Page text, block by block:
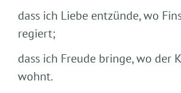
dass ich Liebe entzünde, wo
regiert;
dass ich Freude bringe, wo der
wohnt.